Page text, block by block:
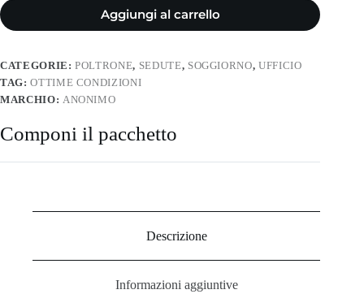
Aggiungi al carrello
CATEGORIE:POLTRONE, SEDUTE, SOGGIORNO,UFFICIO
TAG:OTTIME CONDIZIONI
MARCHIO: ANONIMO
Componi il pacchetto
Descrizione
Informazioni aggiuntive